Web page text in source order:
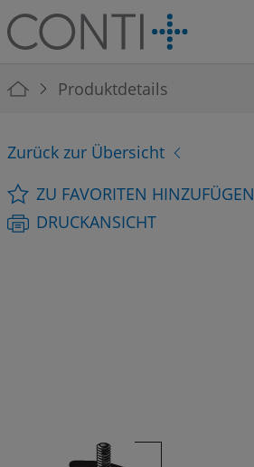
Skip to main navigation
Skip to main content
Skip to page footer
You are here:
Produktdetails
Zurück zur Übersicht
ZU FAVORITEN HINZUFÜGEN
DRUCKANSICHT